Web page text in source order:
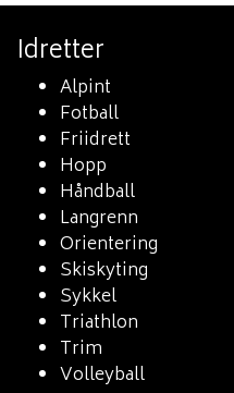
Idretter
Alpint
Fotball
Friidrett
Hopp
Håndball
Langrenn
Orientering
Skiskyting
Sykkel
Triathlon
Trim
Volleyball